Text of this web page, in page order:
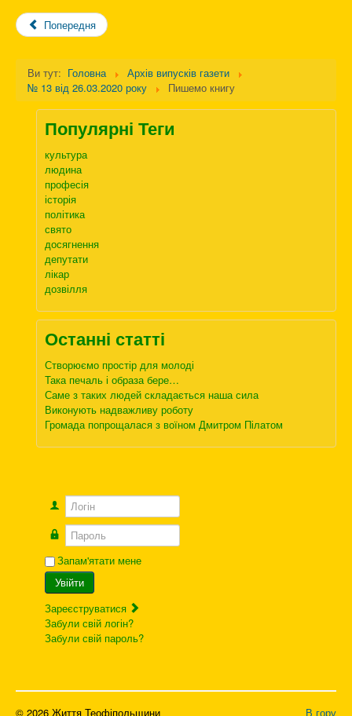
Попередня
Ви тут: Головна
Архів випусків газети
№ 13 від 26.03.2020 року
Пишемо книгу
Популярні Теги
культура
людина
професія
історія
політика
свято
досягнення
депутати
лікар
дозвілля
Останні статті
Створюємо простір для молоді
Така печаль і образа бере…
Саме з таких людей складається наша сила
Виконують надважливу роботу
Громада попрощалася з воїном Дмитром Пілатом
Логін
Пароль
Запам'ятати мене
Увійти
Зареєструватися
Забули свій логін?
Забули свій пароль?
В гору
© 2026 Життя Теофіпольщини